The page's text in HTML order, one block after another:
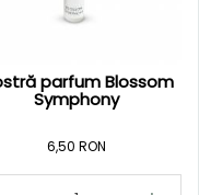
parfum Blossom
Symphony
6,50 RON